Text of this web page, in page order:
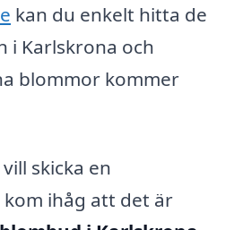
kan du enkelt hitta de
i Karlskrona och
blommor kommer
skicka en
ihåg att det är